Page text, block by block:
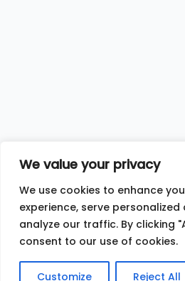
We value your privacy
We use cookies to enhance
experience, serve
analyze our traffic. By clicking
consent to our use of cookies.
Customize Reject All